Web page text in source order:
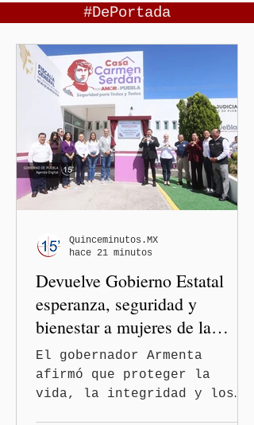
#DePortada
Devuelve Gobierno Estatal
esperanza, seguridad y
bienestar a mujeres de la
periferia urbana
El gobernador Armenta
afirmó que proteger la
vida, la integridad y los
Quinceminutos.MX
hace 21 minutos